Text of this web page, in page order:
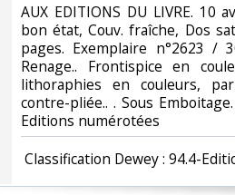
‎AUX EDITIONS DU LIVRE. 10
bon état, Couv. fraîche, Dos
pages. Exemplaire n°2623 /
Renage.. Frontispice en
lithoraphies en couleurs, par
contre-pliée.. . Sous
Editions numérotées‎
Classification Dewey : 94.4-